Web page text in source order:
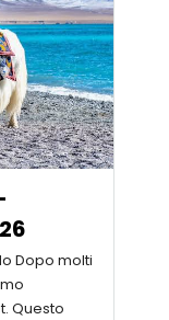
Dopo molti
Questo